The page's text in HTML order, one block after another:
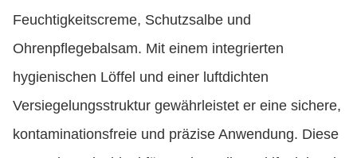
Feuchtigkeitscreme, Schutzsalbe und
Ohrenpflegebalsam. Mit einem integrierten
hygienischen Löffel und einer luftdichten
Versiegelungsstruktur gewährleistet er eine sichere,
kontaminationsfreie und präzise Anwendung. Diese